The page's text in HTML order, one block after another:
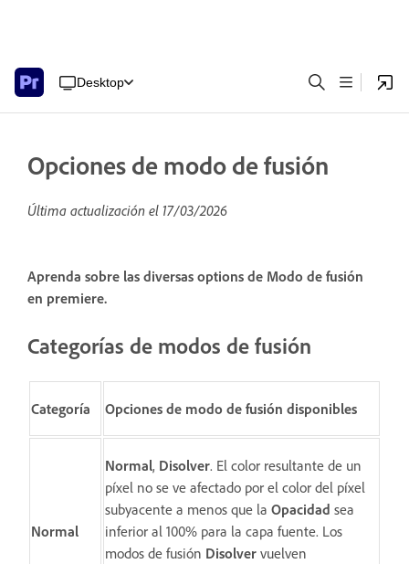
Desktop
Opciones de modo de fusión
Última actualización el 17/03/2026
Aprenda sobre las diversas options de Modo de fusión
en premiere.
Categorías de modos de fusión
Categoría Opciones de modo de fusión disponibles
Normal
Normal, Disolver. El color resultante de un
píxel no se ve afectado por el color del píxel
subyacente a menos que la Opacidad sea
inferior al 100% para la capa fuente. Los
modos de fusión Disolver vuelven